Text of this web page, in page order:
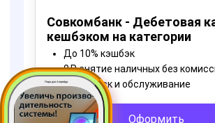
Пора для Апгрейда